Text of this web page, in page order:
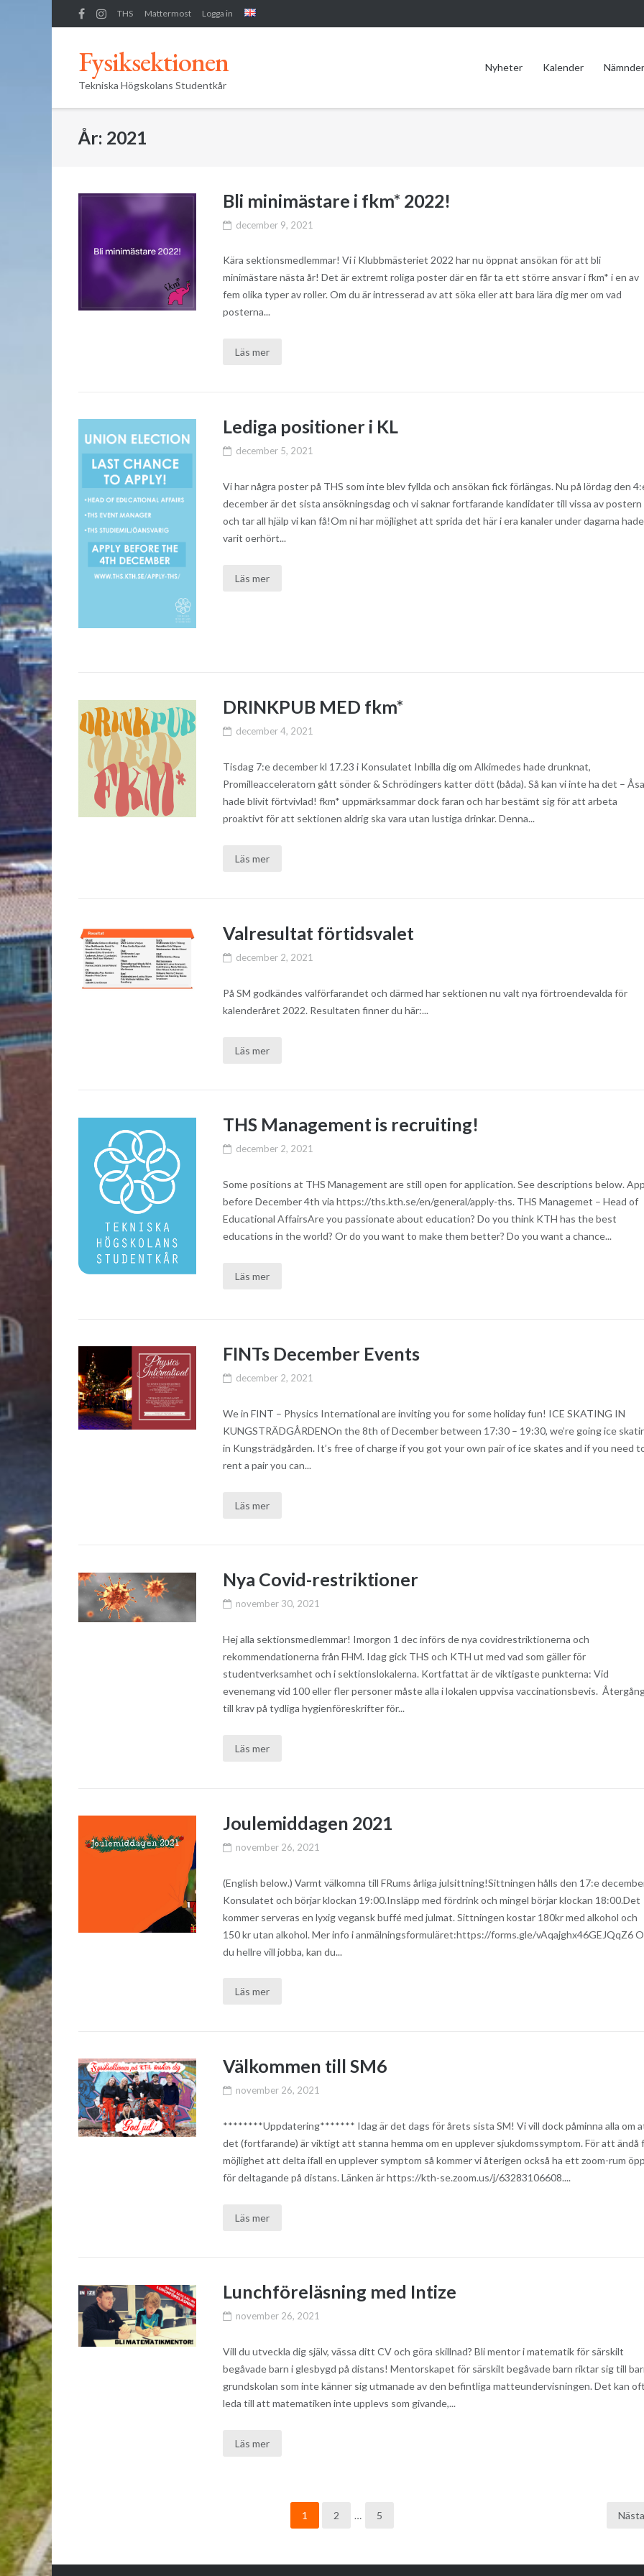
to
THS Mattermost Logga in
Fysiksektionen
Tekniska Högskolans Studentkår
Nyheter Kalender Nämnder
År: 2021
Bli minimästare i fkm* 2022!
december 9, 2021
Kära sektionsmedlemmar! Vi i Klubbmästeriet 2022 har nu öppnat ansökan för att bli
minimästare nästa år! Det är extremt roliga poster där en får ta ett större ansvar i fkm* i en av
fem olika typer av roller. Om du är intresserad av att söka eller att bara lära dig mer om vad
posterna...
Läs mer
Lediga positioner i KL
december 5, 2021
Vi har några poster på THS som inte blev fyllda och ansökan fick förlängas. Nu på lördag den
december är det sista ansökningsdag och vi saknar fortfarande kandidater till vissa av postern
och tar all hjälp vi kan få!Om ni har möjlighet att sprida det här i era kanaler under dagarna
varit oerhört...
Läs mer
DRINKPUB MED fkm*
december 4, 2021
Tisdag 7:e december kl 17.23 i Konsulatet Inbilla dig om Alkimedes hade drunknat,
Promilleacceleratorn gått sönder & Schrödingers katter dött (båda). Så kan vi inte ha det –
hade blivit förtvivlad! fkm* uppmärksammar dock faran och har bestämt sig för att arbeta
proaktivt för att sektionen aldrig ska vara utan lustiga drinkar. Denna...
Läs mer
Valresultat förtidsvalet
december 2, 2021
På SM godkändes valförfarandet och därmed har sektionen nu valt nya förtroendevalda för
kalenderåret 2022. Resultaten finner du här:...
Läs mer
THS Management is recruiting!
december 2, 2021
Some positions at THS Management are still open for application. See descriptions below.
before December 4th via https://ths.kth.se/en/general/apply-ths. THS Managemet – Head of
Educational AffairsAre you passionate about education? Do you think KTH has the best
educations in the world? Or do you want to make them better? Do you want a chance...
Läs mer
FINTs December Events
december 2, 2021
We in FINT – Physics International are inviting you for some holiday fun! ICE SKATING IN
KUNGSTRÄDGÅRDENOn the 8th of December between 17:30 – 19:30, we’re going ice
in Kungsträdgården. It’s free of charge if you got your own pair of ice skates and if you need
rent a pair you can...
Läs mer
Nya Covid-restriktioner
november 30, 2021
Hej alla sektionsmedlemmar! Imorgon 1 dec införs de nya covidrestriktionerna och
rekommendationerna från FHM. Idag gick THS och KTH ut med vad som gäller för
studentverksamhet och i sektionslokalerna. Kortfattat är de viktigaste punkterna: Vid
evenemang vid 100 eller fler personer måste alla i lokalen uppvisa vaccinationsbevis.
till krav på tydliga hygienföreskrifter för...
Läs mer
Joulemiddagen 2021
november 26, 2021
(English below.) Varmt välkomna till FRums årliga julsittning!Sittningen hålls den 17:e
Konsulatet och börjar klockan 19:00.Insläpp med fördrink och mingel börjar klockan 18:00.Det
kommer serveras en lyxig vegansk buffé med julmat. Sittningen kostar 180kr med alkohol och
150 kr utan alkohol. Mer info i anmälningsformuläret:https://forms.gle/vAqajghx46GEJQqZ6
du hellre vill jobba, kan du...
Läs mer
Välkommen till SM6
november 26, 2021
********Uppdatering******* Idag är det dags för årets sista SM! Vi vill dock påminna alla om
det (fortfarande) är viktigt att stanna hemma om en upplever sjukdomssymptom. För att ändå
möjlighet att delta ifall en upplever symptom så kommer vi återigen också ha ett zoom-rum
för deltagande på distans. Länken är https://kth-se.zoom.us/j/63283106608....
Läs mer
Lunchföreläsning med Intize
november 26, 2021
Vill du utveckla dig själv, vässa ditt CV och göra skillnad? Bli mentor i matematik för särskilt
begåvade barn i glesbygd på distans! Mentorskapet för särskilt begåvade barn riktar sig till
grundskolan som inte känner sig utmanade av den befintliga matteundervisningen. Det kan
leda till att matematiken inte upplevs som givande,...
Läs mer
1 2 … 5 Nästa